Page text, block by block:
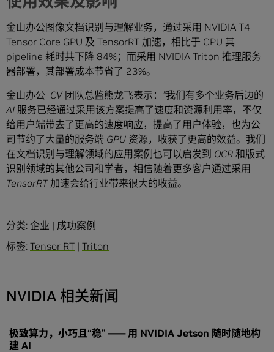
金山办公图像文档识别与理解业务，通过采用 NVIDIA T4
Tensor Core GPU 及 TensorRT 加速，相比于 CPU 其
pipeline 耗时共下降 84%；而采用 NVIDIA Triton 推理服务
器部署，其部署成本节省了 23%。
金山办公 CV 团队总监熊龙飞表示：”我们有多个业务后边的
AI 服务已经通过采用该方案提高了速度和资源利用率，不仅
给用户端带去了更高的速度响应，提高了用户体验，也为公
司节约了大量的服务端 GPU 资源，收获了更高的效益。我们
在文档识别与理解领域的应用案例也可以启发到 OCR 和版式
识别领域的其他公司和学者，相信随着更多客户通过采用
TensorRT 加速会给行业带来很大的收益。
分类: 企业 | 成功案例
标签: Tensor RT | Triton
NVIDIA 相关新闻
极致算力，小巧且“稳” —— 用 NVIDIA Jetson 随时随地构
建 AI